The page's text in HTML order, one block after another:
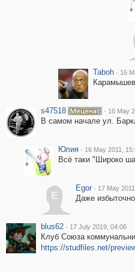
Taboh · 16
s47518 · 16 May
В самом начале ул.
Юлия · 16 May 2011,
Всё таки "Широко
E
Egor · 17 May
Даже
blus62 · 17 July 2019, 04:06
Клуб Союза
https://studfiles.net/